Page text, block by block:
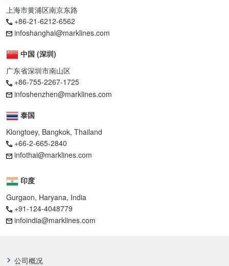
上海市黄浦区南京东路
+86-21-6212-6562
infoshanghai@marklines.com
中国 (深圳)
广东省深圳市南山区
+86-755-2267-1725
infoshenzhen@marklines.com
泰国
Klongtoey, Bangkok, Thailand
+66-2-665-2840
infothai@marklines.com
印度
Gurgaon, Haryana, India
+91-124-4048779
infoindia@marklines.com
公司概况